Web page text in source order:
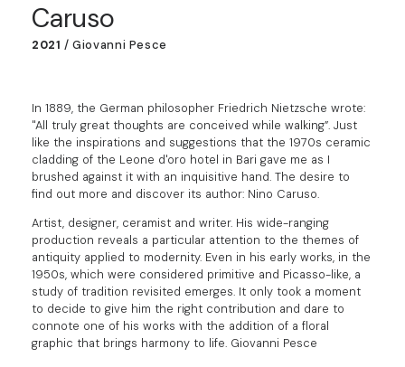
Caruso
2021 / Giovanni Pesce
In 1889, the German philosopher Friedrich Nietzsche wrote:
"All truly great thoughts are conceived while walking”. Just
like the inspirations and suggestions that the 1970s ceramic
cladding of the Leone d'oro hotel in Bari gave me as I
brushed against it with an inquisitive hand. The desire to
find out more and discover its author: Nino Caruso.
Artist, designer, ceramist and writer. His wide-ranging
production reveals a particular attention to the themes of
antiquity applied to modernity. Even in his early works, in the
1950s, which were considered primitive and Picasso-like, a
study of tradition revisited emerges. It only took a moment
to decide to give him the right contribution and dare to
connote one of his works with the addition of a floral
graphic that brings harmony to life. Giovanni Pesce